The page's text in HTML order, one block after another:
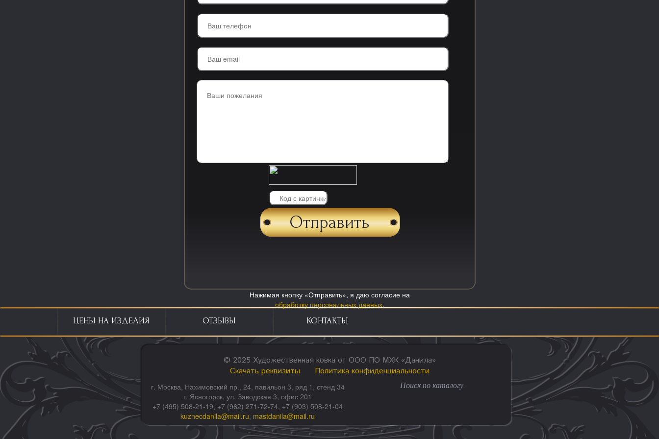
Нажимая кнопку «Отправить», я даю согласие на
обработку персональных данных.
ЦЕНЫ НА ИЗДЕЛИЯ ОТЗЫВЫ КОНТАКТЫ
© 2025 Художественная ковка от ООО ПО МХК «Данила»
Скачать реквизиты
Политика конфиденциальности
г. Москва, Нахимовский пр., 24, павильон 3, ряд 1, стенд 34
г. Ясногорск, ул. Заводская 3, офис 201
+7 (495) 508-21-19, +7 (962) 271-72-74, +7 (903) 508-21-04
kuznecdanila@mail.ru, mastdanila@mail.ru